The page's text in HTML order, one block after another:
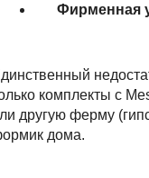
Фирменная
комплекты с
другую ферму
дома.